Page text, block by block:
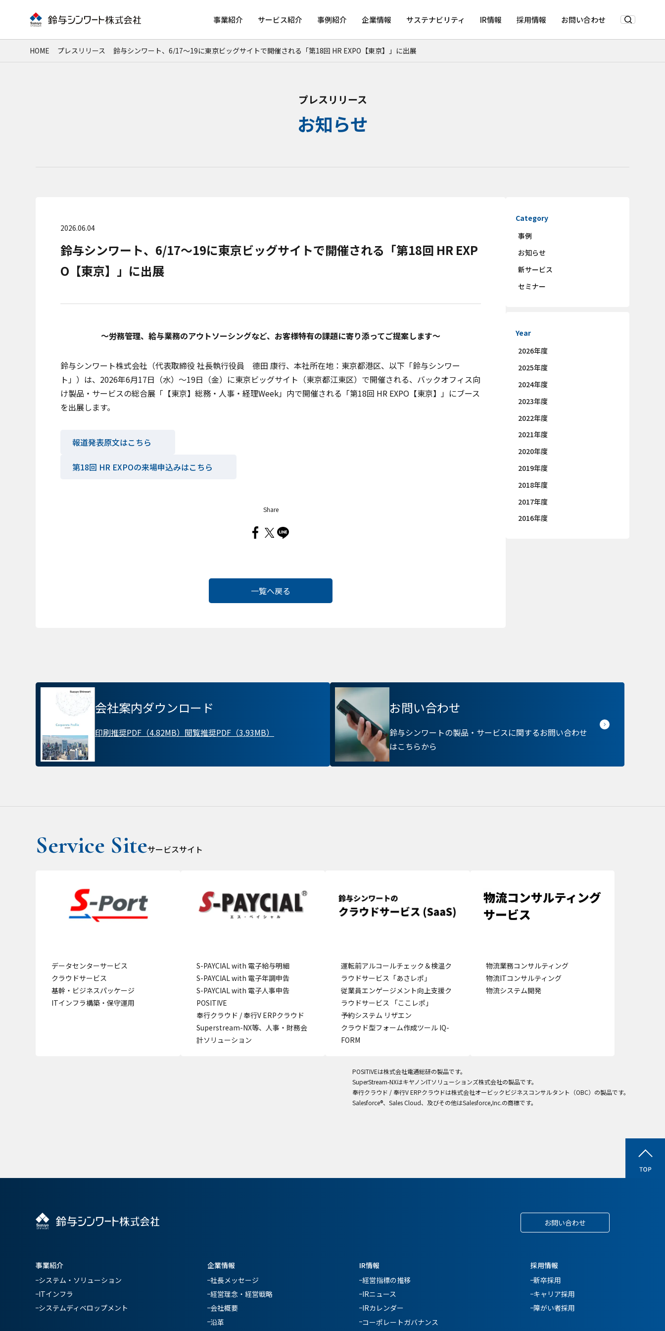
事業紹介 サービス紹介 事例紹介 企業情報 サステナビリティ IR情報 採用情報 お問い合わせ
HOME プレスリリース 鈴与シンワート、6/17～19に東京ビッグサイトで開催される「第18回 HR EXPO【東京】」に出展
プレスリリース
お知らせ
2026.06.04
鈴与シンワート、6/17～19に東京ビッグサイトで開催される「第18回 HR EXP
O【東京】」に出展
～労務管理、給与業務のアウトソーシングなど、お客様特有の課題に寄り添ってご提案します～
鈴与シンワート株式会社（代表取締役 社長執行役員 德田 康行、本社所在地：東京都港区、以下「鈴与シンワー
ト」）は、2026年6月17日（水）～19日（金）に東京ビッグサイト（東京都江東区）で開催される、バックオフィス向
け製品・サービスの総合展「【東京】総務・人事・経理Week」内で開催される「第18回 HR EXPO【東京】」にブース
を出展します。
報道発表原文はこちら
第18回 HR EXPOの来場申込みはこちら
Share
一覧へ戻る
Category
事例
お知らせ
新サービス
セミナー
Year
2026年度
2025年度
2024年度
2023年度
2022年度
2021年度
2020年度
2019年度
2018年度
2017年度
2016年度
会社案内ダウンロード
印刷推奨PDF（4.82MB） 閲覧推奨PDF（3.93MB）
お問い合わせ
鈴与シンワートの製品・サービスに関するお問い合わせ
はこちらから
サービスサイト
データセンターサービス
クラウドサービス
基幹・ビジネスパッケージ
ITインフラ構築・保守運用
S-PAYCIAL with 電子給与明細
S-PAYCIAL with 電子年調申告
S-PAYCIAL with 電子人事申告
POSITIVE
奉行クラウド / 奉行V ERPクラウド
Superstream-NX等、人事・財務会
計ソリューション
運転前アルコールチェック＆検温ク
ラウドサービス「あさレポ」
従業員エンゲージメント向上支援ク
ラウドサービス 「ここレポ」
予約システム リザエン
クラウド型フォーム作成ツール IQ-
FORM
物流業務コンサルティング
物流ITコンサルティング
物流システム開発
POSITIVEは株式会社電通総研の製品です。
SuperStream-NXはキヤノンITソリューションズ株式会社の製品です。
奉行クラウド / 奉行V ERPクラウドは株式会社オービックビジネスコンサルタント（OBC）の製品です。
Salesforce®、Sales Cloud、及びその他はSalesforce,Inc.の商標です。
お問い合わせ
事業紹介
システム・ソリューション
ITインフラ
システムディベロップメント
企業情報
社長メッセージ
経営理念・経営戦略
会社概要
沿革
IR情報
経営指標の推移
IRニュース
IRカレンダー
コーポレートガバナンス
採用情報
新卒採用
キャリア採用
障がい者採用
不可欠な Cookie
パフォーマンス Cookie
ターゲティング Cookie
プライバシー情報
お客様が当サイトを訪れると、ブラウザに情報が保存される、またはブ
ラウザに保存された情報が取得されることがあります。情報の主な保存
先は Cookie であり、対象となるのはサイト訪問者に関する情報、サイト
訪問者による設定、デバイス情報などです。これらの情報はサイトを正
常に機能させる目的を中心に使われます。個人を直接特定できる情報が保
す。各カテゴリをクリックすることで、それらの Cookie に関する詳細を
この設定で保存する